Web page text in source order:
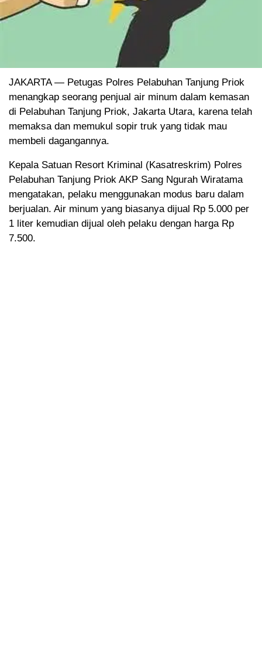
JAKARTA — Petugas Polres Pelabuhan Tanjung Priok
menangkap seorang penjual air minum dalam kemasan
di Pelabuhan Tanjung Priok, Jakarta Utara, karena telah
memaksa dan memukul sopir truk yang tidak mau
membeli dagangannya.
Kepala Satuan Resort Kriminal (Kasatreskrim) Polres
Pelabuhan Tanjung Priok AKP Sang Ngurah Wiratama
mengatakan, pelaku menggunakan modus baru dalam
berjualan. Air minum yang biasanya dijual Rp 5.000 per
1 liter kemudian dijual oleh pelaku dengan harga Rp
7.500.